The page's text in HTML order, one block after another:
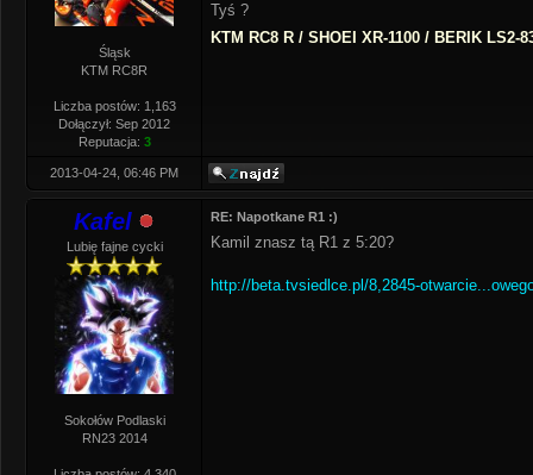
Śląsk
KTM RC8R
Liczba postów: 1,163
Dołączył: Sep 2012
Reputacja: 3
Tyś ?
KTM RC8 R / SHOEI XR-1100 / BERIK LS2-
2013-04-24, 06:46 PM
Kafel
Lubię fajne cycki
Sokołów Podlaski
RN23 2014
RE: Napotkane R1 :)
Kamil znasz tą R1 z 5:20?
http://beta.tvsiedlce.pl/8,2845-